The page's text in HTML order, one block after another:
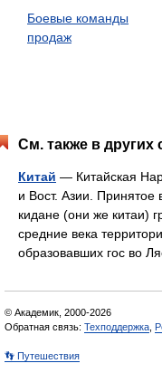
Боевые команды
продаж
См. также в других
Китай — Китайская
и Вост. Азии. Принятое
кидане (они же китаи)
средние века
образовавших гос во
© Академик, 2000-2026
Обратная связь: Техподдержка
👣 Путешествия